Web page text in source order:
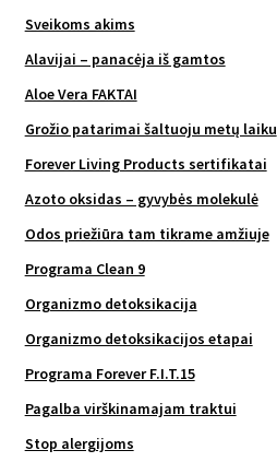
Sveikoms akims
Alavijai – panacėja iš gamtos
Aloe Vera FAKTAI
Grožio patarimai šaltuoju metų laiku
Forever Living Products sertifikatai
Azoto oksidas – gyvybės molekulė
Odos priežiūra tam tikrame amžiuje
Programa Clean 9
Organizmo detoksikacija
Organizmo detoksikacijos etapai
Programa Forever F.I.T.15
Pagalba virškinamajam traktui
Stop alergijoms